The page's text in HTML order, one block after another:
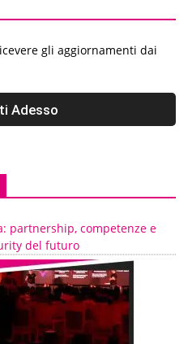
gli aggiornamenti dai
partnership, competenze e
del futuro